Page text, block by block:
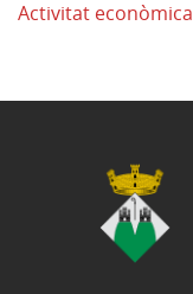
Activitat econòmica